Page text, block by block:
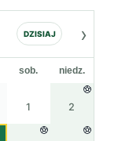
DZISIAJ ›
sob. niedz.
1 2